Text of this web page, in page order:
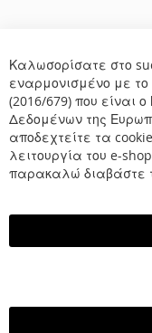
Καλωσορίσατε στο
εναρμονισμένο με
(2016/679) που είναι
Δεδομένων της
αποδεχτείτε τα
λειτουργία του e-
παρακαλώ διαβάστε